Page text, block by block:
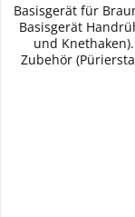
Basisgerät für
Basisgerät
und
Zubehör